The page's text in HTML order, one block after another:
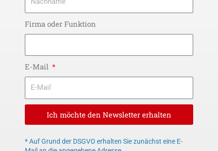
Firma oder Funktion
E-Mail
Ich möchte den Newsletter erhalten
* Auf Grund der DSGVO erhalten Sie zunächst eine E-